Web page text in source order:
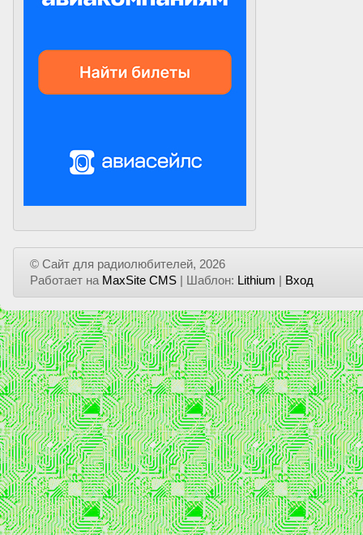
© Сайт для радиолюбителей, 2026
Работает на MaxSite CMS | Шаблон: Lithium Вход